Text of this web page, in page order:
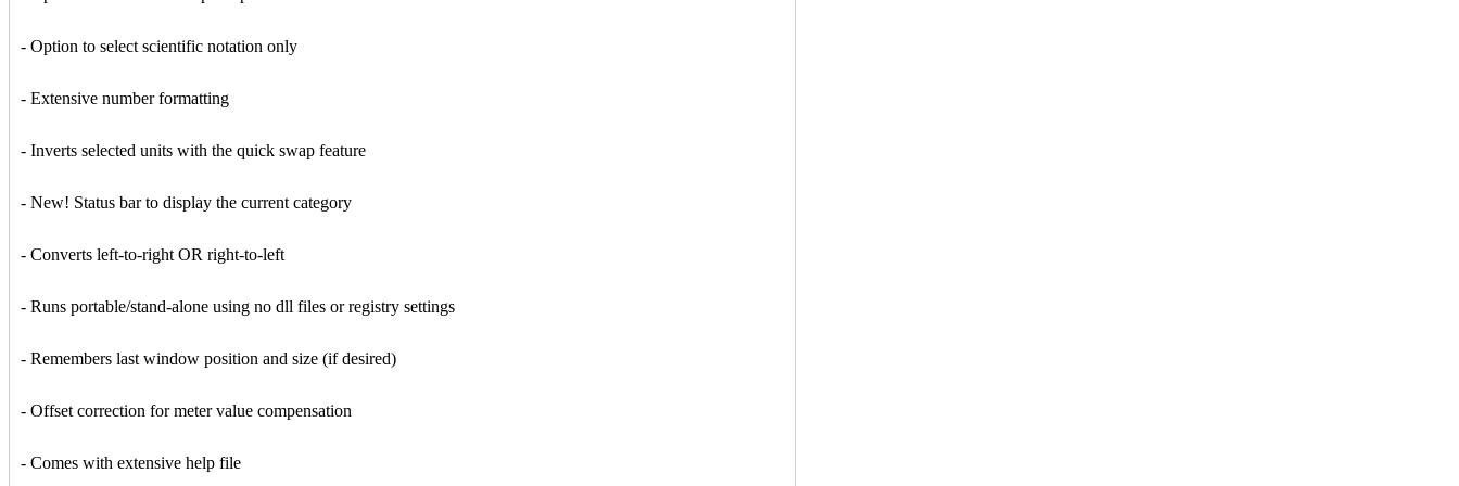
- Option to select scientific notation only
- Extensive number formatting
- Inverts selected units with the quick swap feature
- New! Status bar to display the current category
- Converts left-to-right OR right-to-left
- Runs portable/stand-alone using no dll files or registry settings
- Remembers last window position and size (if desired)
- Offset correction for meter value compensation
- Comes with extensive help file